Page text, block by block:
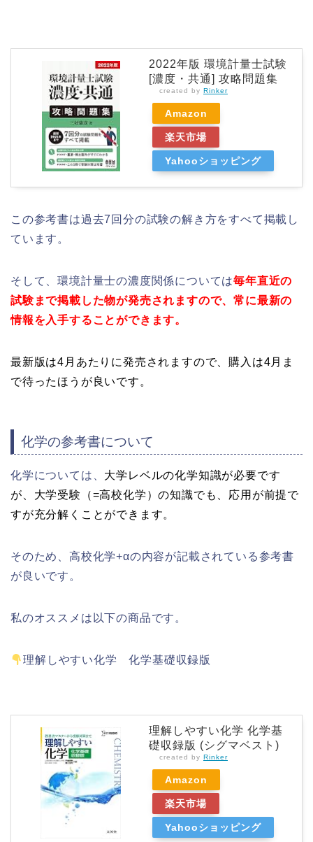
2022年版 環境計量士試験
[濃度・共通] 攻略問題集
created by Rinker
Amazon
楽天市場
Yahooショッピング
この参考書は過去7回分の試験の解き方をすべて掲載し
ています。
そして、環境計量士の濃度関係については毎年直近の
試験まで掲載した物が発売されますので、常に最新の
情報を入手することができます。
最新版は4月あたりに発売されますので、購入は4月ま
で待ったほうが良いです。
化学の参考書について
化学については、 大学レベルの化学知識が必要です
が、大学受験（=高校化学）の知識でも、応用が前提で
すが充分解くことができます。
そのため、高校化学+αの内容が記載されている参考書
が良いです。
私のオススメは以下の商品です。
理解しやすい化学 化学基礎収録版
理解しやすい化学 化学基
礎収録版 (シグマベスト)
created by Rinker
Amazon
楽天市場
Yahooショッピング